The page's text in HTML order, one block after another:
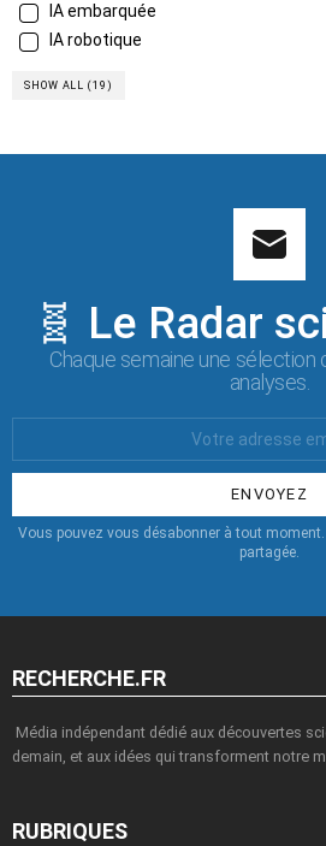
IA embarquée
IA robotique
SHOW ALL (19)
🧬 Le Radar
Chaque semaine une sélection
analyses.
:
Vous pouvez vous désabonner à tout
partagée.
RECHERCHE.FR
Média indépendant dédié aux découvertes
demain, et aux idées qui transforment notre
RUBRIQUES